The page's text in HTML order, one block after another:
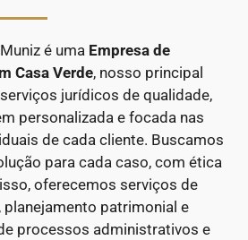
é uma Empresa de
Casa Verde, nosso principal
jurídicos de qualidade,
personalizada e focada nas
de cada cliente. Buscamos
para cada caso, com ética
oferecemos serviços de
patrimonial e
processos administrativos e